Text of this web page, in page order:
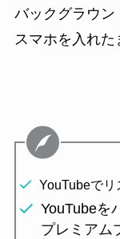
バックグラウン
スマホを入れた
YouTubeでリ
YouTubeを
プレミアム